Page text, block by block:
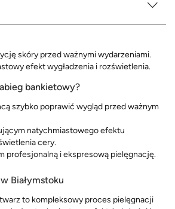
skóry przed ważnymi wydarzeniami.
efekt wygładzenia i rozświetlenia.
bankietowy?
szybko poprawić wygląd przed ważnym
natychmiastowego efektu
cery.
profesjonalną i ekspresową pielęgnację.
Białymstoku
to kompleksowy proces pielęgnacji